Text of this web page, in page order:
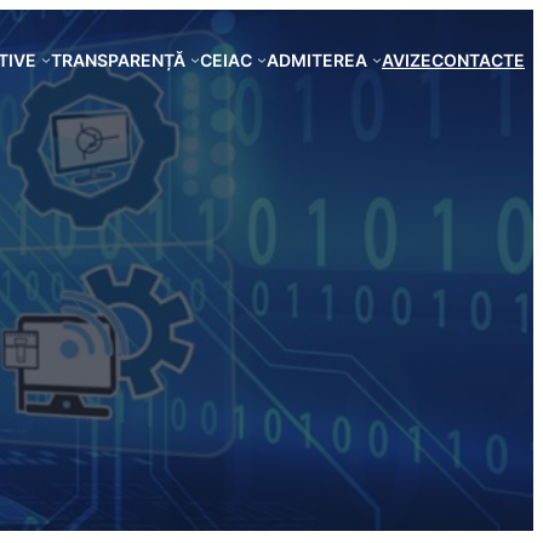
TRANSPARENȚĂ CEIAC ADMITEREA AVIZECONTACTE